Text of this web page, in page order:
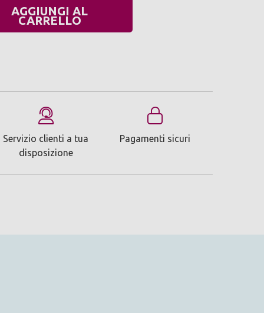
AGGIUNGI AL
CARRELLO
Servizio clienti a tua
disposizione
Pagamenti sicuri